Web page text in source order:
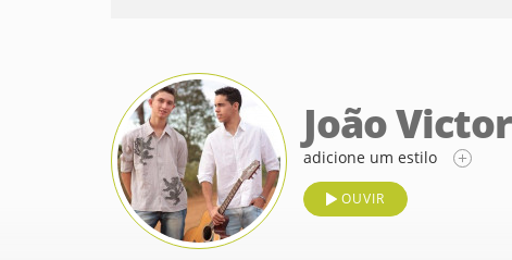
João
adicione um estilo
OUVIR